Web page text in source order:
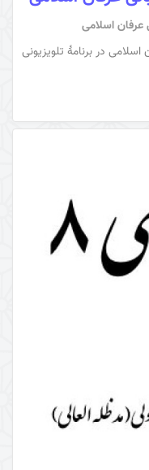
عرفان اسلامی
در برنامۀ تلویزیونی